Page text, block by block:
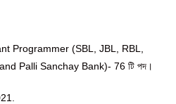
Programmer (SBL, JBL, RBL,
Palli Sanchay Bank)- 76 টি পদ।